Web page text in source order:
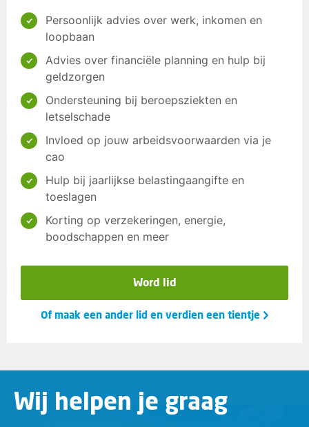
Persoonlijk advies over werk, inkomen en
loopbaan
Advies over financiële planning en hulp bij
geldzorgen
Ondersteuning bij beroepsziekten en
letselschade
Invloed op jouw arbeidsvoorwaarden via je
cao
Hulp bij jaarlijkse belastingaangifte en
toeslagen
Korting op verzekeringen, energie,
boodschappen en meer
Word lid
Of maak een ander lid en verdien een tientje
Wij helpen je graag